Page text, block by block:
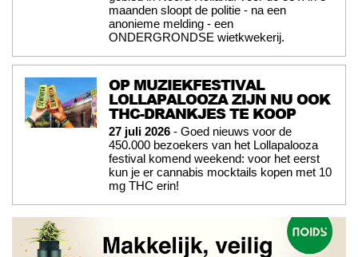
maanden sloopt de politie - na een
anonieme melding - een
ONDERGRONDSE wietkwekerij.
OP MUZIEKFESTIVAL
LOLLAPALOOZA ZIJN NU OOK
THC-DRANKJES TE KOOP
27 juli 2026 - Goed nieuws voor de
450.000 bezoekers van het Lollapalooza
festival komend weekend: voor het eerst
kun je er cannabis mocktails kopen met 10
mg THC erin!